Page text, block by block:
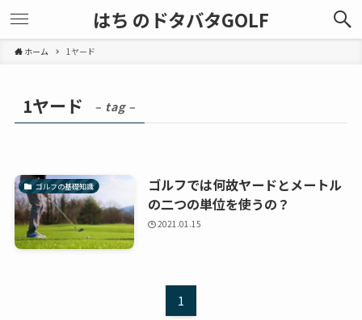
はち のドタバタGOLF
ホーム 1ヤード
1ヤード – tag –
ゴルフの基礎知識
ゴルフでは何故ヤードとメートル
の二つの単位を使うの？
2021.01.15
1